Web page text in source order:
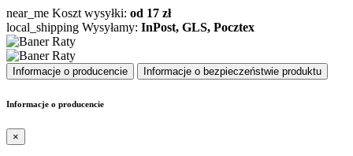
near_me Koszt wysyłki: od 17 zł
local_shipping Wysyłamy: InPost, GLS, Pocztex
Informacje o producencie Informacje o bezpieczeństwie produktu
Informacje o producencie
×